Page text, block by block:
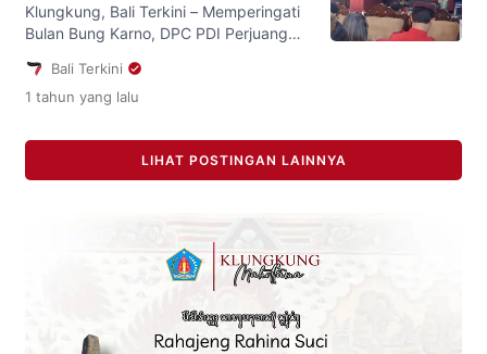
di Alun-Alun Ida Dewa Agung Jambe,
Klungkung. Sejumlah lomba seni akan
Klungkung, Bali Terkini – Memperingati
Bulan Bung Karno, DPC PDI Perjuangan
lomba Barista Kopi Bali dan Mixologi
Arak Bali, Kamis (29/05/2025).
ITC Klungkung ini melibatkan para
bartender muda dari berbagai
kalangan, mulai dari pelajar hingga
menyampaikan bahwa lomba ini […]
Bali Terkini
1 tahun yang lalu
LIHAT POSTINGAN LAINNYA